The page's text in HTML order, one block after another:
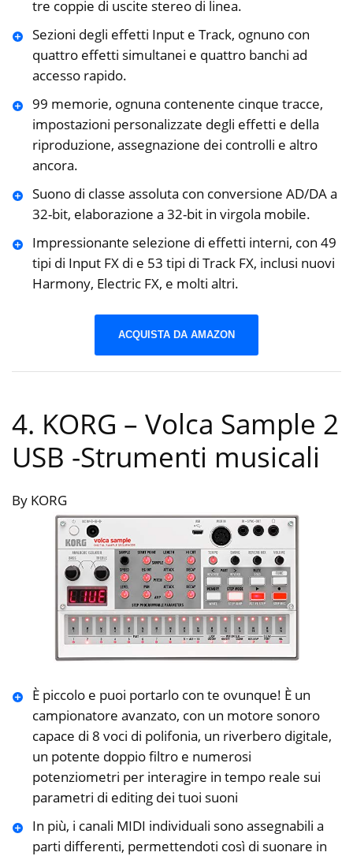
tre coppie di uscite stereo di linea.
Sezioni degli effetti Input e Track, ognuno con
quattro effetti simultanei e quattro banchi ad
accesso rapido.
99 memorie, ognuna contenente cinque tracce,
impostazioni personalizzate degli effetti e della
riproduzione, assegnazione dei controlli e altro
ancora.
Suono di classe assoluta con conversione AD/DA a
32-bit, elaborazione a 32-bit in virgola mobile.
Impressionante selezione di effetti interni, con 49
tipi di Input FX di e 53 tipi di Track FX, inclusi nuovi
Harmony, Electric FX, e molti altri.
ACQUISTA DA AMAZON
4. KORG – Volca Sample 2
USB -Strumenti musicali
By KORG
È piccolo e puoi portarlo con te ovunque! È un
campionatore avanzato, con un motore sonoro
capace di 8 voci di polifonia, un riverbero digitale,
un potente doppio filtro e numerosi
potenziometri per interagire in tempo reale sui
parametri di editing dei tuoi suoni
In più, i canali MIDI individuali sono assegnabili a
parti differenti, permettendoti così di suonare in